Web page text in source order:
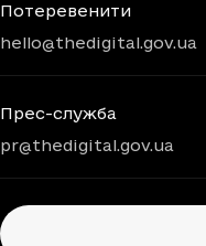
Потеревенити
hello@thedigital.gov.ua
Прес-служба
pr@thedigital.gov.ua
Chatbots